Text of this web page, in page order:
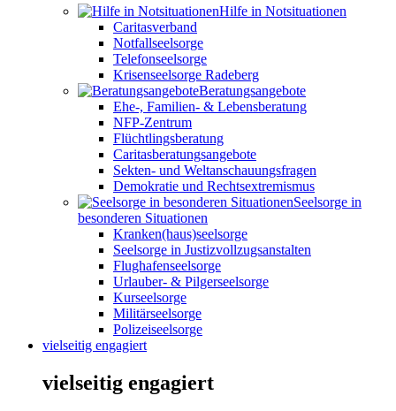
Hilfe in Notsituationen
Caritasverband
Notfallseelsorge
Telefonseelsorge
Krisenseelsorge Radeberg
Beratungsangebote
Ehe-, Familien- & Lebensberatung
NFP-Zentrum
Flüchtlingsberatung
Caritasberatungsangebote
Sekten- und Weltanschauungsfragen
Demokratie und Rechtsextremismus
Seelsorge in
besonderen Situationen
Kranken(haus)seelsorge
Seelsorge in Justizvollzugsanstalten
Flughafenseelsorge
Urlauber- & Pilgerseelsorge
Kurseelsorge
Militärseelsorge
Polizeiseelsorge
vielseitig engagiert
vielseitig engagiert